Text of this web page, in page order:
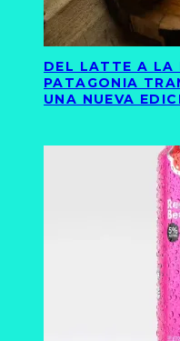
DEL LATTE A LA
PATAGONIA
UNA NUEVA